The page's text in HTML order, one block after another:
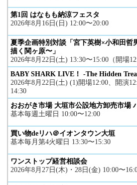
第1回 はなもも納涼フェスタ
2026年8月16日(日) 12:00〜20:00
夏季企画特別対談「宮下英樹×小和田哲
描く関ヶ原〜」
2026年8月22日(土) 13:30〜15:00（開場
BABY SHARK LIVE！ -The Hidden
2026年8月22日(土) (1)開場12:00、開演
14:30
おおがき市場 大垣市公設地方卸売市場
基本毎週土曜日 10:00〜12:00
買い物deリハ＠イオンタウン大垣
基本毎月第4火曜日 13:30〜15:30
ワンストップ経営相談会
2026年8月27日(木)・28日(金) 10:00〜